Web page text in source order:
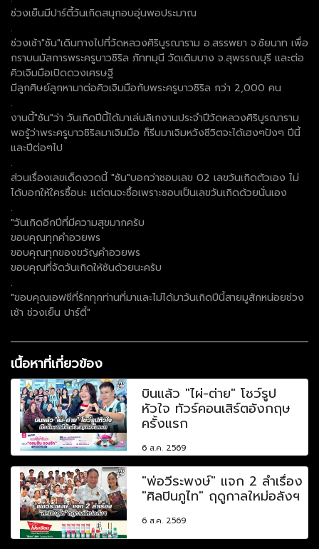
ช่วงเย็นมีปาร์ตี้วันเกิดสนุกอบอุ่นพอประมาณ
.
ช่วงเช้า"ซัน"เดินทางไปที่วัดหลวงศิริบูรณาราม อ.สรรพยา จ.ชัยนาท เพื่อ
กราบนมัสการพระครูบาวชิริล ภัททมุนี วัดเดิมบาง จ.สุพรรณบุรี และต่อ
คิวเจิมมือเปิดดวงเศรษฐี
มีลูกศิษย์ลูกหามาต่อคิวเจิมมือกับพระครูบาวชิริล กว่า 2,000 คน
.
งานนี้"ซัน"ว่า วันเกิดปีนี้ได้มาเล่นลิเกงานประจำปีวัดหลวงศิริบูรณาราม
พอรู้ว่าพระครูบาวชิริลมาเจิมมือ ก็รีบมาเจิมหวังชีวิตจะได้เฮงๆปังๆ ปีนี้
และปีต่อๆไป
.
ส่วนเรื่องเลขเด็ดงวดนี้ "ซัน"บอกว่าชอบเลข 02 เลขวันเกิดตัวเอง ไม่
ได้บอกให้ใครซื้อนะ แต่ตนจะซื้อเพราะชอบเป็นเลขวันเกิดด้วยนั่นเอง
.
"วันเกิดอีกปีที่มีความสุขมากครับ
ขอบคุณทุกคำอวยพร
ขอบคุณทุกของขวัญคำอวยพร
ขอบคุณที่จัดวันเกิดให้ซันด้วยนะครับ
.
"ขอบคุณเอฟซีที่รักทุกท่านที่มาและไม่ได้มาวันเกิดปีนี้สายมูสักหน่อยช่วง
เช้า ช่วงเย็น ปาร์ตี้"
เนื้อหาที่เกี่ยวข้อง
บินแล้ว "ไผ่-ต่าย" โชว์รูป
หัวใจ ทัวร์คอนเสิร์ตอังกฤษ
ครั้งแรก
6 ส.ค. 2569
"พ่อวีระพงษ์" แจก 2 ลำเรื่อง
"ศิลปินภูไท" ฤดูกาลใหม่อลังฯ
6 ส.ค. 2569